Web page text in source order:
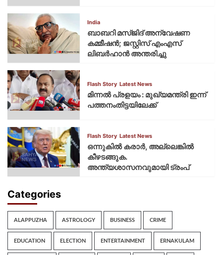
India
ബാബറി മസ്ജിദ് അന്വേഷണ
കമ്മീഷന്‍; ജസ്റ്റിസ് എംഎസ്
ലിബര്‍ഹാന്‍ അന്തരിച്ചു
Flash Story Latest News
മിന്നല്‍ പ്രളയം : മുഖ്യമന്ത്രി ഇന്ന്
പത്തനംതിട്ടയിലേക്ക്
Flash Story Latest News
ഒന്നുകില്‍ കരാര്‍, അല്ലെങ്കില്‍
കീഴടങ്ങുക.
അന്ത്യശാസനവുമായി ട്രംപ്
Categories
ALAPPUZHA ASTROLOGY BUSINESS CRIME
EDUCATION ELECTION ENTERTAINMENT ERNAKULAM